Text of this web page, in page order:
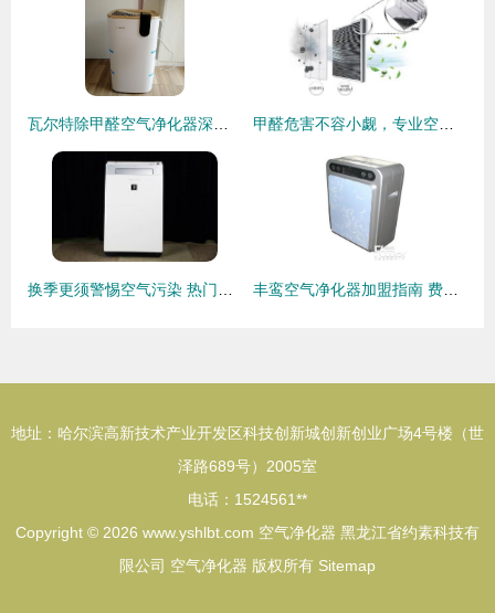
地址：哈尔滨高新技术产业开发区科技创新城创新创业广场4号楼（世
泽路689号）2005室
电话：1524561**
Copyright © 2026 www.yshlbt.com 空气净化器 黑龙江省约素科技有
限公司 空气净化器 版权所有 Sitemap